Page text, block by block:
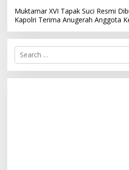
Muktamar XVI Tapak Suci Resmi
Kapolri Terima Anugerah Anggota
S
r